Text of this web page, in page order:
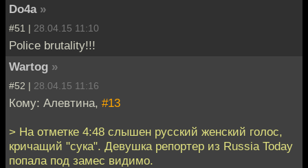
Do4a »
#51 | 28.04.15 11:10
Police brutality!!!
Wartog »
#52 | 28.04.15 11:16
Кому: Алевтина, #13
> На отметке 4:48 слышен русский женский голос,
кричащий "сука". Девушка репортер из Russia Today
попала под замес видимо.